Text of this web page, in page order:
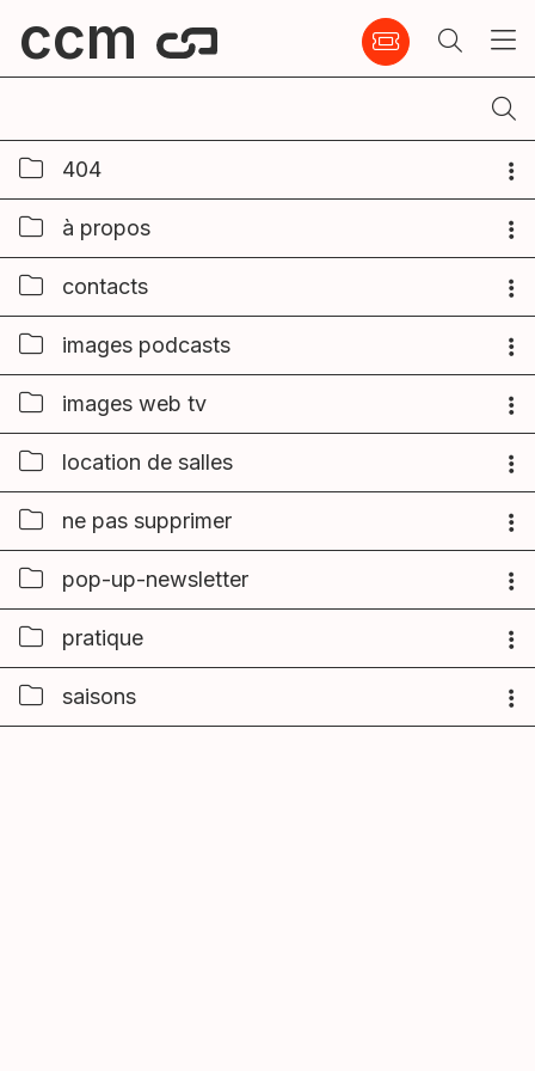
ccm
404
à propos
contacts
images podcasts
images web tv
location de salles
ne pas supprimer
pop-up-newsletter
pratique
saisons